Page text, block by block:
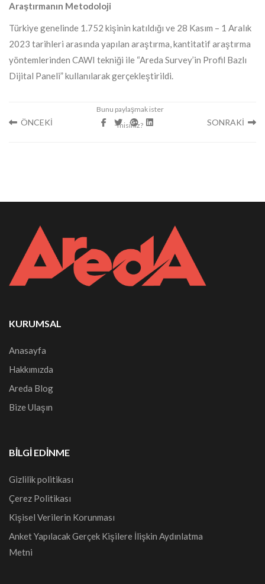
Araştırmanın Metodoloji
Türkiye genelinde 1.752 kişinin katıldığı ve 28 Kasım – 1 Aralık
2023 tarihleri arasında yapılan araştırma, kantitatif araştırma
yöntemlerinden CAWI tekniği ile “Areda Survey’in Profil Bazlı
Dijital Paneli” kullanılarak gerçekleştirildi.
ÖNCEKİ SONRAKİ
KURUMSAL
Anasayfa
Hakkımızda
Areda Blog
Bize Ulaşın
BILGI EDINME
Gizlilik politikası
Çerez Politikası
Kişisel Verilerin Korunması
Anket Yapılacak Gerçek Kişilere İlişkin Aydınlatma
Metni